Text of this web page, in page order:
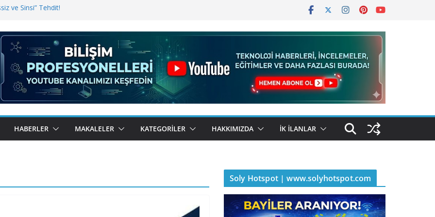
ve Sinsi” Tehdit!
Bugün BulutTahsilat’ta
Kemal Oral Tüm Sorularımızı
HABERLER MAKALELER KATEGORILER HAKKIMIZDA İK İLANLAR
Soly Hotspot | www.solyhotspot.com